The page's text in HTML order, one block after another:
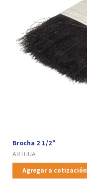
Brocha 2 1/2"
ARTHUA
Agregar a cotización